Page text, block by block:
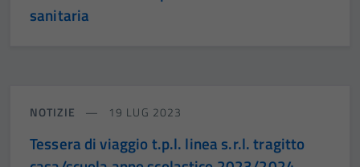
sanitaria
NOTIZIE 19 LUG 2023
Tessera di viaggio t.p.l. linea s.r.l. tragitto